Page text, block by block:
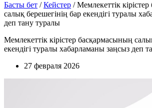
Басты бет /Кейстер /Мемлекеттік
салық берешегінің бар екендігі туралы
деп тану туралы
Мемлекеттік кірістер басқармасының
екендігі туралы хабарламаны заңсыз деп
27 февраля 2026